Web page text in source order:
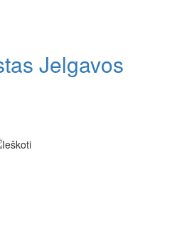
Jelgavos